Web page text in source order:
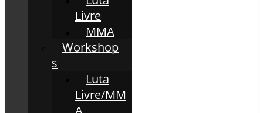
Livre
MMA
Workshop
s
Luta
Livre/MM